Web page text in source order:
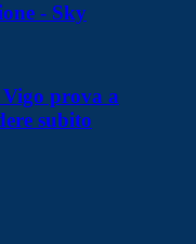
- Sky
prova a
subito